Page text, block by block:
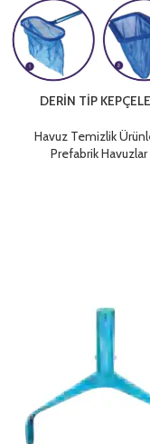
DERİN TİP
Havuz Temizlik
Prefabrik Havuzlar